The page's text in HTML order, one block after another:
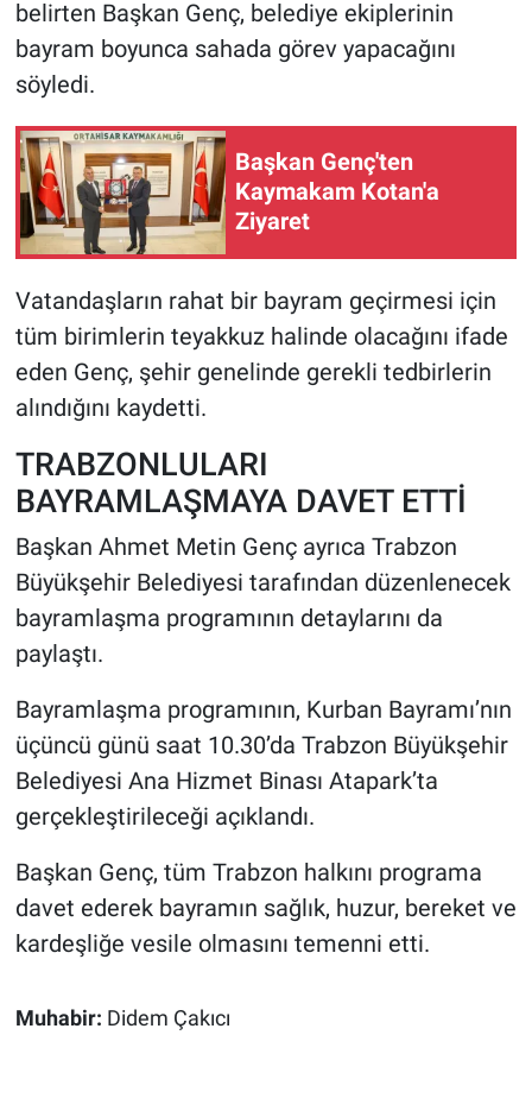
belirten Başkan Genç, belediye ekiplerinin
bayram boyunca sahada görev yapacağını
söyledi.
Başkan Genç'ten
Kaymakam Kotan'a
Ziyaret
Vatandaşların rahat bir bayram geçirmesi için
tüm birimlerin teyakkuz halinde olacağını ifade
eden Genç, şehir genelinde gerekli tedbirlerin
alındığını kaydetti.
TRABZONLULARI
BAYRAMLAŞMAYA DAVET ETTİ
Başkan Ahmet Metin Genç ayrıca Trabzon
Büyükşehir Belediyesi tarafından düzenlenecek
bayramlaşma programının detaylarını da
paylaştı.
Bayramlaşma programının, Kurban Bayramı’nın
üçüncü günü saat 10.30’da Trabzon Büyükşehir
Belediyesi Ana Hizmet Binası Atapark’ta
gerçekleştirileceği açıklandı.
Başkan Genç, tüm Trabzon halkını programa
davet ederek bayramın sağlık, huzur, bereket ve
kardeşliğe vesile olmasını temenni etti.
Muhabir: Didem Çakıcı